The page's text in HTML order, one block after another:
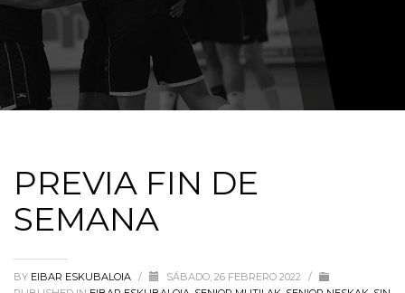
PREVIA FIN DE
SEMANA
BY EIBAR ESKUBALOIA / SÁBADO, 26 FEBRERO 2022
/